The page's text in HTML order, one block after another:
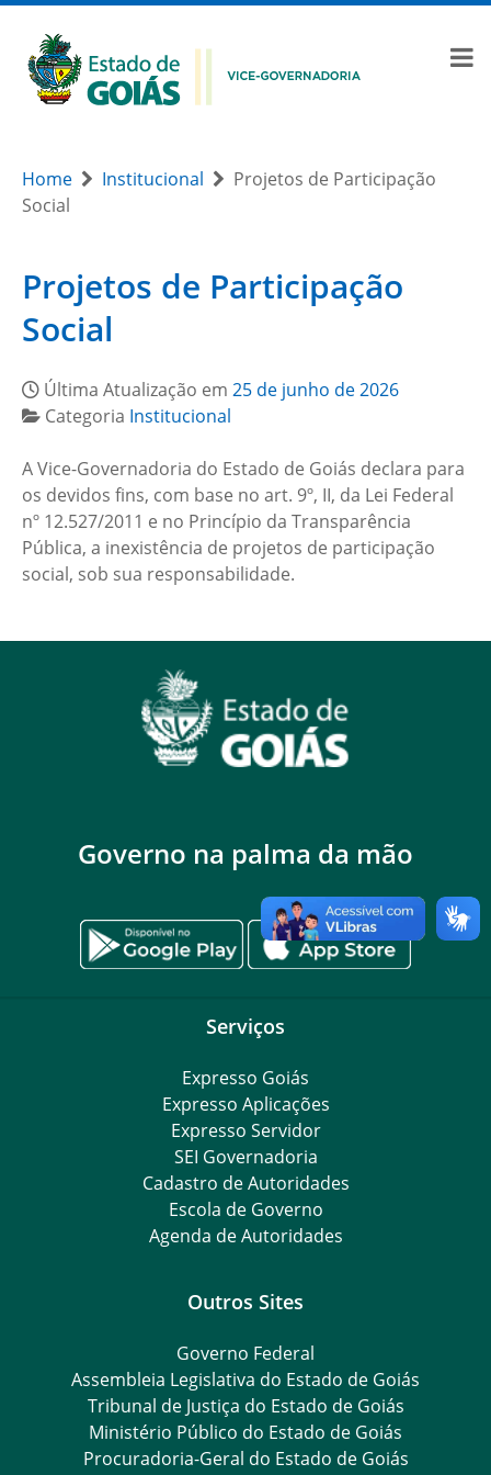
Home Institucional
Projetos de Participação
Social
Projetos de Participação
Social
Última Atualização em 25 de junho de 2026
Categoria Institucional
A Vice-Governadoria do Estado de Goiás declara para
os devidos fins, com base no art. 9º, II, da Lei Federal
nº 12.527/2011 e no Princípio da Transparência
Pública, a inexistência de projetos de participação
social, sob sua responsabilidade.
Governo na palma da mão
Serviços
Expresso Goiás
Expresso Aplicações
Expresso Servidor
SEI Governadoria
Cadastro de Autoridades
Escola de Governo
Agenda de Autoridades
Outros Sites
Governo Federal
Assembleia Legislativa do Estado de Goiás
Tribunal de Justiça do Estado de Goiás
Ministério Público do Estado de Goiás
Procuradoria-Geral do Estado de Goiás